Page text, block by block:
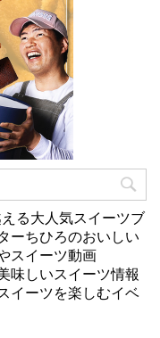
る大人気スイーツブ
ーちひろのおいしい
スイーツ動画
味しいスイーツ情報
イーツを楽しむイベ